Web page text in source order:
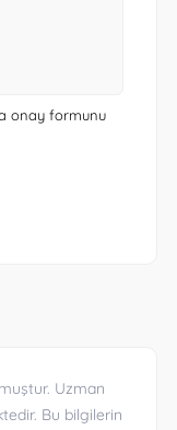
onay formunu
Uzman
Bu bilgilerin